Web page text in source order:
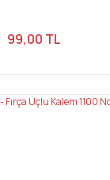
99,00 TL